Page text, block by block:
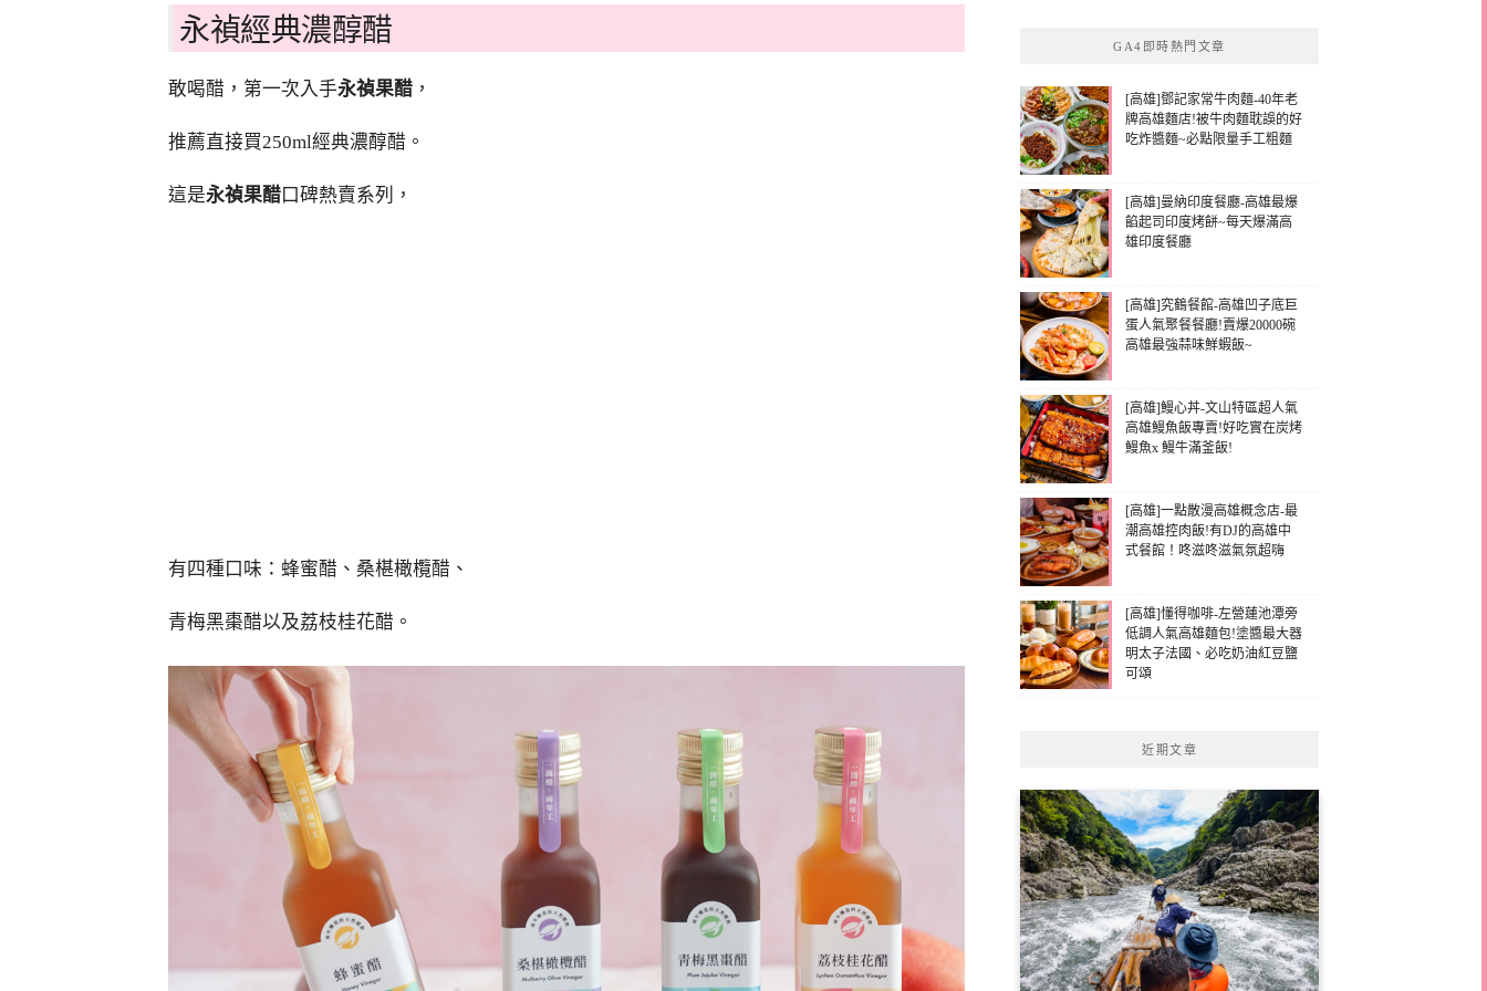
永禎經典濃醇醋
敢喝醋，第一次入手永禎果醋 ，
推薦直接買250ml經典濃醇醋。
這是永禎果醋口碑熱賣系列，
有四種口味：蜂蜜醋、桑椹橄欖醋、
青梅黑棗醋以及荔枝桂花醋。
GA4即時熱門文章
[高雄]鄧記家常牛肉麵-40年老
牌高雄麵店!被牛肉麵耽誤的好
吃炸醬麵~必點限量手工粗麵
[高雄]曼納印度餐廳-高雄最爆
餡起司印度烤餅~每天爆滿高
雄印度餐廳
[高雄]究鶴餐館-高雄凹子底巨
蛋人氣聚餐餐廳!賣爆20000碗
高雄最強蒜味鮮蝦飯~
[高雄]鰻心丼-文山特區超人氣
高雄鰻魚飯專賣!好吃實在炭烤
鰻魚x 鰻牛滿釜飯!
[高雄]一點散漫高雄概念店-最
潮高雄控肉飯!有DJ的高雄中
式餐館！咚滋咚滋氣氛超嗨
[高雄]懂得咖啡-左營蓮池潭旁
低調人氣高雄麵包!塗醬最大器
明太子法國、必吃奶油紅豆鹽
可頌
近期文章